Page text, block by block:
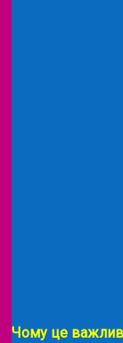
Чому це